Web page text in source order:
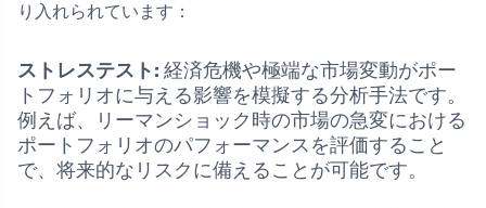
り入れられています：
ストレステスト: 経済危機や極端な市場変動がポー
トフォリオに与える影響を模擬する分析手法です。
例えば、リーマンショック時の市場の急変における
ポートフォリオのパフォーマンスを評価すること
で、将来的なリスクに備えることが可能です。